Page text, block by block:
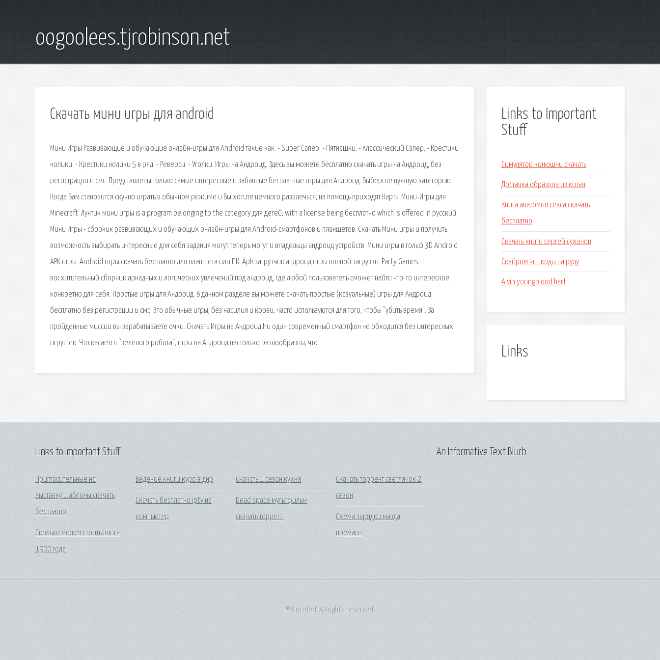
oogoolees.tjrobinson.net
Скачать мини игры для android
Мини Игры Развивающие и обучающие онлайн-игры для Android такие как: - Super Сапер. - Пятнашки. - Классический Сапер. - Крестики
нолики. - Крестики нолики 5 в ряд. - Реверси. - Уголки. Игры на Андроид. Здесь вы можете бесплатно скачать игры на Андроид, без
регистрации и смс. Представлены только самые интересные и забавные бесплатные игры для Андроид. Выберите нужную категорию.
Когда Вам становится скучно играть в обычном режиме и Вы хотите немного развлечься, на помощь приходят Карты Мини-Игры для
Minecraft. Лунтик мини игры is a program belonging to the category для детей, with a license being бесплатно which is offered in русский.
Мини Игры - сборник развивающих и обучающих онлайн-игры для Android-смартфонов и планшетов. Скачать Мини игры и получить
возможность выбирать интересные для себя задания могут теперь могут и владельцы андроид устройств. Мини игры в гольф 3D Android
APK игры. Android игры скачать бесплатно для планшета или ПК. Apk загрузчик андроид игры полной загрузки. Party Games –
восхитительный сборник аркадных и логических увлечений под андроид, где любой пользователь сможет найти что-то интересное
конкретно для себя. Простые игры для Андроид. В данном разделе вы можете скачать простые (казуальные) игры для Андроид
бесплатно без регистрации и смс. Это обычные игры, без насилия и крови, часто используются для того, чтобы "убить время". За
пройденные миссии вы зарабатываете очки. Скачать Игры на Андроид Ни один современный смартфон не обходится без интересных
игрушек. Что касается “зеленого робота”, игры на Андроид настолько разнообразны, что.
Links to Important
Stuff
Симулятор конюшни скачать
Доставка образцов из китая
Книга анатомия секса скачать
бесплатно
Скачать книги сергей сухинов
Скайрим чит коды на руду
Alvin youngblood hart
Links
Links to Important Stuff
Пригласительные на
выставку шаблоны скачать
бесплатно
Сколько может стоить книга
1900 года
Ведение книги куро в днр
Скачать бесплатно iptv на
компьютер
Скачать 1 сезон кухня
Dead space мультфильм
скачать торрент
Скачать торрент светлячок 2
сезон
Схема зарядки мазда
премаси
An Informative Text Blurb
© Untitled. All rights reserved.